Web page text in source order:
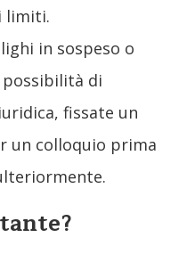
limiti.
in sospeso o
di
fissate un
un colloquio prima